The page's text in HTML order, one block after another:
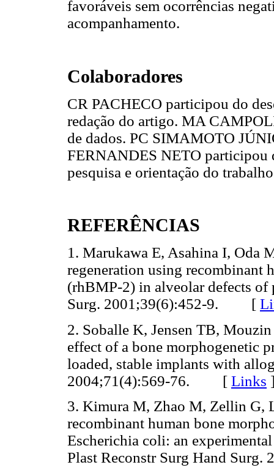
favoráveis sem ocorrências
acompanhamento.
Colaboradores
CR PACHECO participou do
redação do artigo. MA
de dados. PC SIMAMOTO
FERNANDES NETO participou
pesquisa e orientação do
REFERÊNCIAS
1. Marukawa E, Asahina I, Oda
regeneration using recombinant
(rhBMP-2) in alveolar defects
Surg. 2001;39(6):452-9. [
2. Soballe K, Jensen TB,
effect of a bone morphogenetic
loaded, stable implants with
2004;71(4):569-76. [ Links
3. Kimura M, Zhao M, Zellin G,
recombinant human bone
Escherichia coli: an
Plast Reconstr Surg Hand